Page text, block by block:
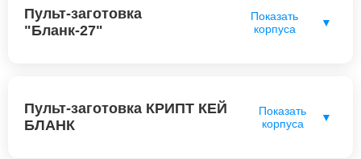
Пульт-заготовка
"Бланк-27"
Показать
корпуса
▼
Пульт-заготовка КРИПТ КЕЙ
БЛАНК
Показать
корпуса
▼